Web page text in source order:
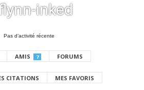
inked
Pas d’activité récente
AMIS 7 FORUMS
CITATIONS MES FAVORIS